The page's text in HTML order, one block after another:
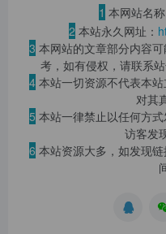
1 本网站名称
2 本站永久网址：
3 本网站的文章部分内容
考，如有侵权，请联系
4 本站一切资源不代表本
对其
5 本站一律禁止以任何方
访客发
6 本站资源大多，如发现